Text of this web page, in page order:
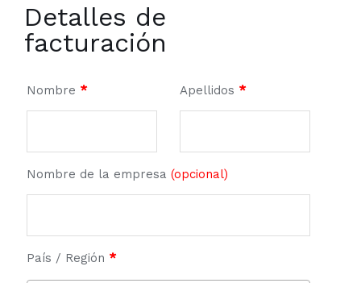
Detalles de
facturación
Nombre * Apellidos *
Nombre de la empresa (opcional)
País / Región *